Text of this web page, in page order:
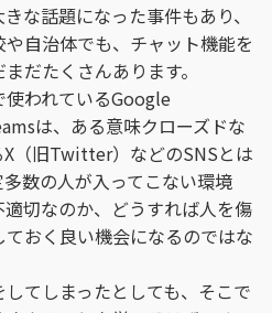
な話題になった事件もあり、
自治体でも、チャット機能を
だたくさんあります。
使われているGoogle
は、ある意味クローズドな
（旧Twitter）などのSNSとは
数の人が入ってこない環境
切なのか、どうすれば人を傷
おく良い機会になるのではな
てしまったとしても、そこで